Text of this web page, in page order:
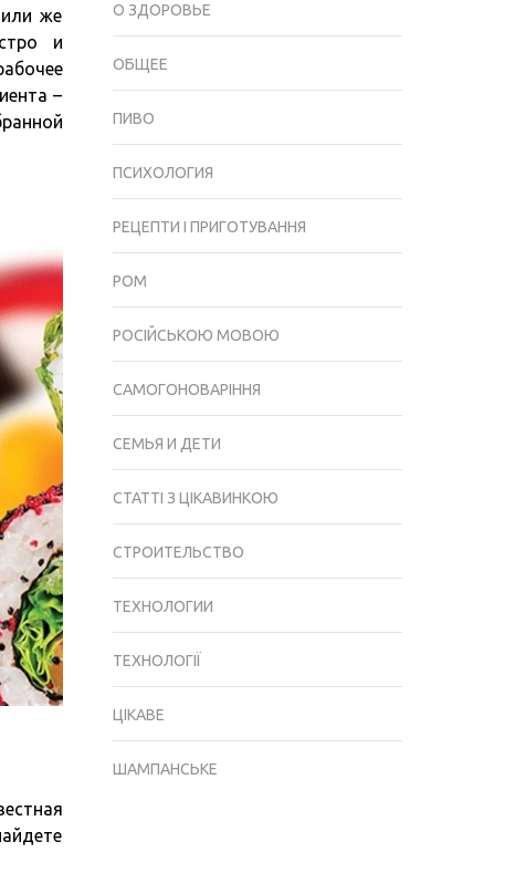
ДОСТАВКА
И
же
и
–
О ЗДОРОВЬЕ
ОБЩЕЕ
ПИВО
ПСИХОЛОГИЯ
РЕЦЕПТИ І ПРИГОТУВАННЯ
РОМ
РОСІЙСЬКОЮ МОВОЮ
САМОГОНОВАРІННЯ
СЕМЬЯ И ДЕТИ
СТАТТІ З ЦІКАВИНКОЮ
СТРОИТЕЛЬСТВО
ТЕХНОЛОГИИ
ТЕХНОЛОГІЇ
ЦІКАВЕ
ШАМПАНСЬКЕ